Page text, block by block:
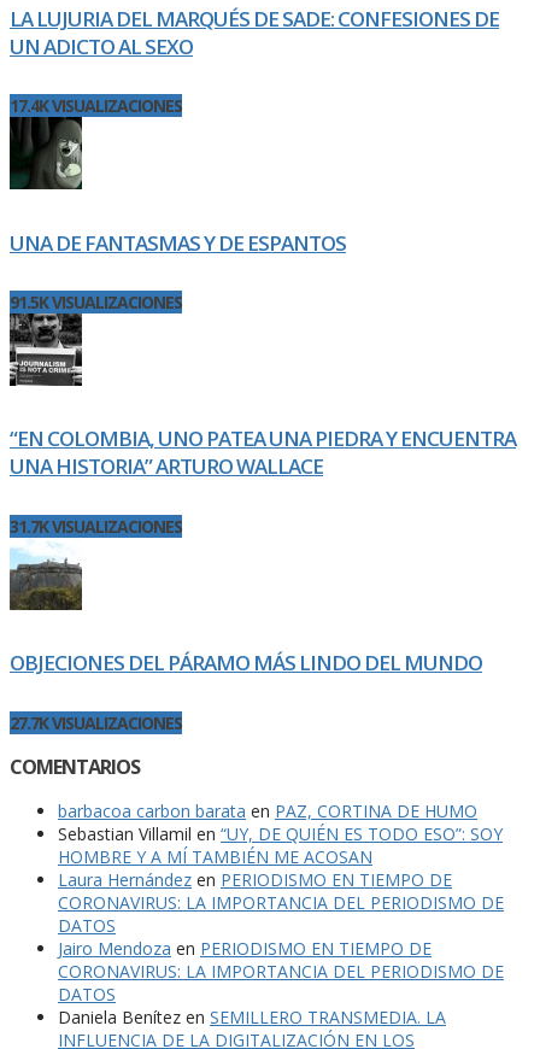
LA LUJURIA DEL MARQUÉS DE SADE: CONFESIONES DE
UN ADICTO AL SEXO
17.4K VISUALIZACIONES
UNA DE FANTASMAS Y DE ESPANTOS
91.5K VISUALIZACIONES
“EN COLOMBIA, UNO PATEA UNA PIEDRA Y ENCUENTRA
UNA HISTORIA” ARTURO WALLACE
31.7K VISUALIZACIONES
OBJECIONES DEL PÁRAMO MÁS LINDO DEL MUNDO
27.7K VISUALIZACIONES
COMENTARIOS
barbacoa carbon barata en PAZ, CORTINA DE HUMO
Sebastian Villamil en “UY, DE QUIÉN ES TODO ESO”: SOY
HOMBRE Y A MÍ TAMBIÉN ME ACOSAN
Laura Hernández en PERIODISMO EN TIEMPO DE
CORONAVIRUS: LA IMPORTANCIA DEL PERIODISMO DE
DATOS
Jairo Mendoza en PERIODISMO EN TIEMPO DE
CORONAVIRUS: LA IMPORTANCIA DEL PERIODISMO DE
DATOS
Daniela Benítez en SEMILLERO TRANSMEDIA. LA
INFLUENCIA DE LA DIGITALIZACIÓN EN LOS